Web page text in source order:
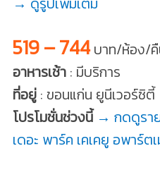
519 – 744บาท/ห้อง/
อาหารเช้า: มีบริการ
ที่อยู่: ขอนแก่น ยูนีเวอร์ซิตี้
โปรโมชั่นช่วงนี้ → กดดูรา
เดอะ พาร์ค เคเคยู อพาร์ต